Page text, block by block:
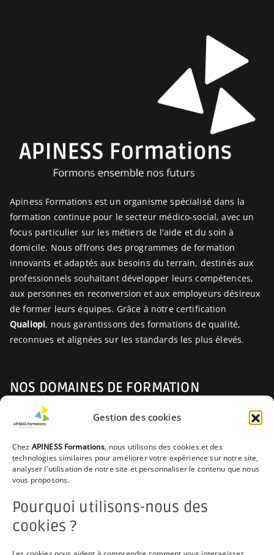
Gestion des cookies
Chez APINESS Formations, nous utilisons des cookies et des
technologies similaires pour améliorer votre expérience sur notre site,
analyser l'utilisation de notre site et personnaliser le contenu que nous
vous proposons.
Pourquoi utilisons-nous des
cookies ?
Apiness Formations est un organisme spécialisé dans la
formation continue pour le secteur médico-social, avec un
focus particulier sur les métiers de l'aide et du soin à
domicile. Nous offrons des programmes de formation
innovants et adaptés aux besoins du terrain, destinés aux
professionnels souhaitant développer leurs compétences,
aux personnes en reconversion et aux employeurs désireux
de former leurs équipes. Grâce à notre certification
Qualiopi, nous garantissons des formations de qualité,
reconnues et alignées sur les standards les plus élevés.
NOS DOMAINES DE FORMATION
Prévenir les Risques Professionnels
Parcours du Nouvel Arrivant
Encourager la Santé et le Bien-être
Assurer les Gestes de Premiers Secours
Apprécier la Vie en Rêve-Evolution
Favoriser le collectif